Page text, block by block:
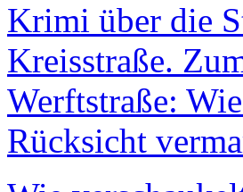
Krimi über die
Kreisstraße.
Werftstraße:
Rücksicht